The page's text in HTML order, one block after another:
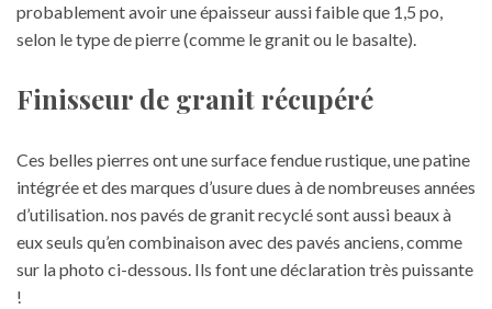
probablement avoir une épaisseur aussi faible que 1,5 po,
selon le type de pierre (comme le granit ou le basalte).
Finisseur de granit récupéré
Ces belles pierres ont une surface fendue rustique, une patine
intégrée et des marques d’usure dues à de nombreuses années
d’utilisation. nos pavés de granit recyclé sont aussi beaux à
eux seuls qu’en combinaison avec des pavés anciens, comme
sur la photo ci-dessous. Ils font une déclaration très puissante
!